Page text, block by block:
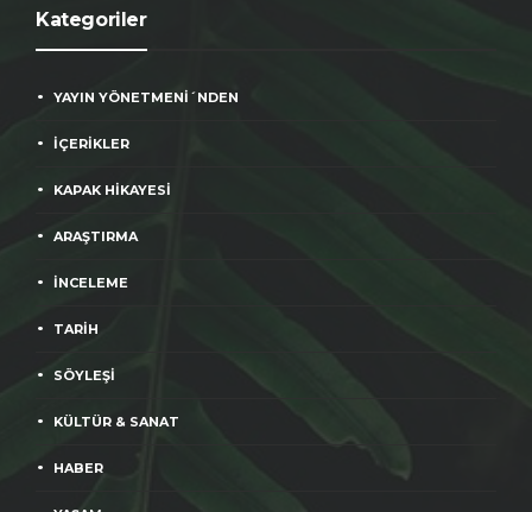
Kategoriler
YAYIN YÖNETMENİ´NDEN
İÇERİKLER
KAPAK HİKAYESİ
ARAŞTIRMA
İNCELEME
TARİH
SÖYLEŞİ
KÜLTÜR & SANAT
HABER